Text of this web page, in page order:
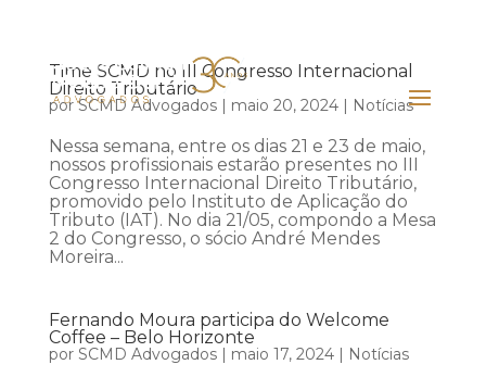
Time SCMD no III Congresso Internacional
Direito Tributário
porSCMD Advogados| maio 20, 2024| Notícias
Nessa semana, entre os dias 21 e 23 de maio,
nossos profissionais estarão presentes no III
Congresso Internacional Direito Tributário,
promovido pelo Instituto de Aplicação do
Tributo (IAT). No dia 21/05, compondo a Mesa
2 do Congresso, o sócio André Mendes
Moreira...
Fernando Moura participa do Welcome
Coffee – Belo Horizonte
por SCMD Advogados| maio 17, 2024| Notícias